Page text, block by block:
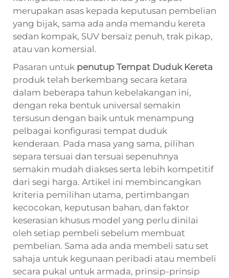
merupakan asas kepada keputusan pembelian
yang bijak, sama ada anda memandu kereta
sedan kompak, SUV bersaiz penuh, trak pikap,
atau van komersial.
Pasaran untuk penutup Tempat Duduk Kereta
produk telah berkembang secara ketara
dalam beberapa tahun kebelakangan ini,
dengan reka bentuk universal semakin
tersusun dengan baik untuk menampung
pelbagai konfigurasi tempat duduk
kenderaan. Pada masa yang sama, pilihan
separa tersuai dan tersuai sepenuhnya
semakin mudah diakses serta lebih kompetitif
dari segi harga. Artikel ini membincangkan
kriteria pemilihan utama, pertimbangan
kecocokan, keputusan bahan, dan faktor
keserasian khusus model yang perlu dinilai
oleh setiap pembeli sebelum membuat
pembelian. Sama ada anda membeli satu set
sahaja untuk kegunaan peribadi atau membeli
secara pukal untuk armada, prinsip-prinsip